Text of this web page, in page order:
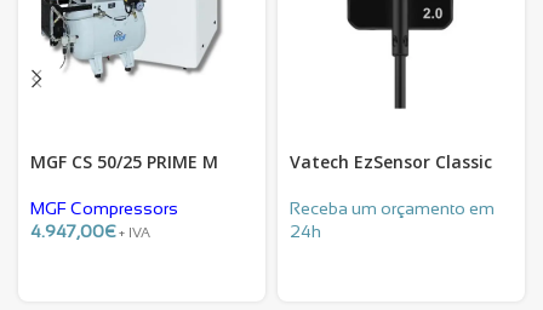
MGF CS 50/25 PRIME M
MGF Compressors
4.947,00€ + IVA
Vatech EzSensor Classic
Receba um orçamento em
24h